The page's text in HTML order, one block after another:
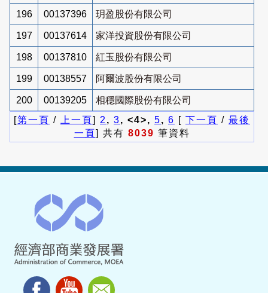
196 00137396 玥盈股份有限公司
197 00137614 家洋投資股份有限公司
198 00137810 紅玉股份有限公司
199 00138557 阿爾波股份有限公司
200 00139205
相穩國際股份有限公司
[第一頁 / 上一頁] 2 , 3, <4>, 5, 6 [ 下一頁 / 最後
一頁] 共有 8039 筆資料